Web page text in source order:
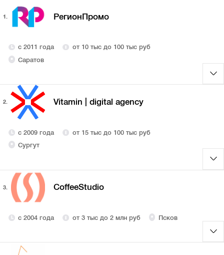
1. РегионПромо
с 2011 года
от 10 тыс до 100 тыс руб
Саратов
2. Vitamin | digital agency
с 2009 года
от 15 тыс до 100 тыс руб
Сургут
3. CoffeeStudio
с 2004 года от 3 тыс до 2 млн руб Псков